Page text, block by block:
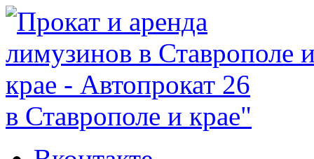
в Ставрополе и крае"